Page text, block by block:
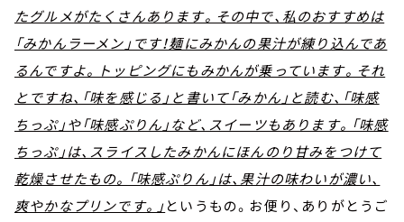
たグルメがたくさんあります。その中で、私のおすすめは
「みかんラーメン」です！麺にみかんの果汁が練り込んであ
るんですよ。トッピングにもみかんが乗っています。それ
とですね、「味を感じる」と書いて「みかん」と読む、「味感
ちっぷ」や「味感ぷりん」など、スイーツもあります。「味感
ちっぷ」は、スライスしたみかんにほんのり甘みをつけて
乾燥させたもの。「味感ぷりん」は、果汁の味わいが濃い、
爽やかなプリンです。」というもの。お便り、ありがとうご